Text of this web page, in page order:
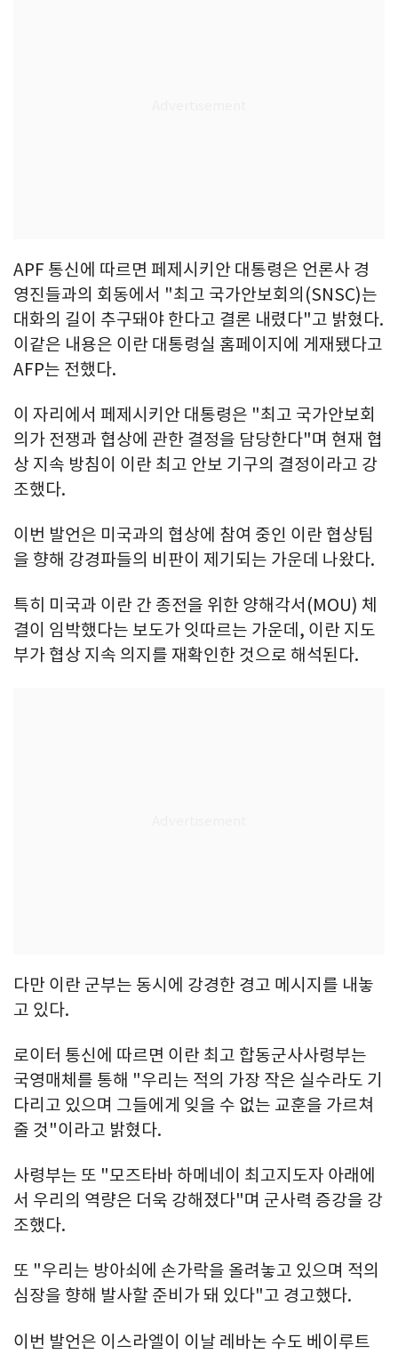
APF 통신에 따르면 페제시키안 대통령은 언론사 경
영진들과의 회동에서 "최고 국가안보회의(SNSC)는
대화의 길이 추구돼야 한다고 결론 내렸다"고 밝혔다.
이같은 내용은 이란 대통령실 홈페이지에 게재됐다고
AFP는 전했다.
이 자리에서 페제시키안 대통령은 "최고 국가안보회
의가 전쟁과 협상에 관한 결정을 담당한다"며 현재 협
상 지속 방침이 이란 최고 안보 기구의 결정이라고 강
조했다.
이번 발언은 미국과의 협상에 참여 중인 이란 협상팀
을 향해 강경파들의 비판이 제기되는 가운데 나왔다.
특히 미국과 이란 간 종전을 위한 양해각서(MOU) 체
결이 임박했다는 보도가 잇따르는 가운데, 이란 지도
부가 협상 지속 의지를 재확인한 것으로 해석된다.
다만 이란 군부는 동시에 강경한 경고 메시지를 내놓
고 있다.
로이터 통신에 따르면 이란 최고 합동군사사령부는
국영매체를 통해 "우리는 적의 가장 작은 실수라도 기
다리고 있으며 그들에게 잊을 수 없는 교훈을 가르쳐
줄 것"이라고 밝혔다.
사령부는 또 "모즈타바 하메네이 최고지도자 아래에
서 우리의 역량은 더욱 강해졌다"며 군사력 증강을 강
조했다.
또 "우리는 방아쇠에 손가락을 올려놓고 있으며 적의
심장을 향해 발사할 준비가 돼 있다"고 경고했다.
이번 발언은 이스라엘이 이날 레바논 수도 베이루트